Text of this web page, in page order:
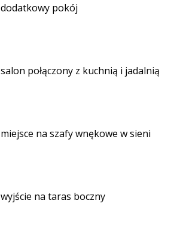
dodatkowy pokój
salon połączony z kuchnią i jadalnią
miejsce na szafy wnękowe w sieni
wyjście na taras boczny